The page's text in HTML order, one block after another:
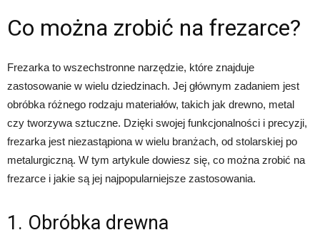
Co można zrobić na frezarce?
Frezarka to wszechstronne narzędzie, które znajduje
zastosowanie w wielu dziedzinach. Jej głównym zadaniem jest
obróbka różnego rodzaju materiałów, takich jak drewno, metal
czy tworzywa sztuczne. Dzięki swojej funkcjonalności i precyzji,
frezarka jest niezastąpiona w wielu branżach, od stolarskiej po
metalurgiczną. W tym artykule dowiesz się, co można zrobić na
frezarce i jakie są jej najpopularniejsze zastosowania.
1. Obróbka drewna